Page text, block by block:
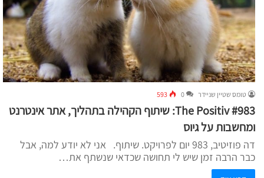
טומס שטיין שניידר 0
593
The Positiv #983: שיתוף הקהילה בתהליך, אתר אינטרנט
ומחשבות על גיוס
דה פוזיטיב, 983 יום לפרויקט. שיתוף. אני לא יודע למה, אבל
כבר הרבה זמן שיש לי תחושה שכדאי שנשתף את…